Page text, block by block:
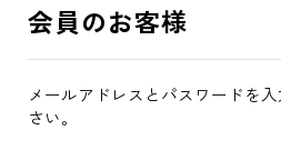
会員のお客様
メールアドレスとパスワードを
さい。